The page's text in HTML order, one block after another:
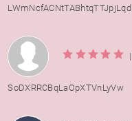
LWmNcfACNtTABhtqTTJpjLqd
|
SoDXRRCBqLaOpXTVnLyVw